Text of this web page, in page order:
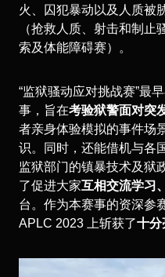
火、囚犯暴动以及人质被
（抢救人质、射击和制止
索及体能障碍赛）。
“监狱骚动应对挑战赛”最
事，旨在考验狱警面对突
者亲身体验模拟的事件场
识。同时，还能借机与各
监狱部门的镇暴技术及狱
了促进大家互相交流学习
台。作为本赛事的资深参
APLC 2023 上斩获了十分